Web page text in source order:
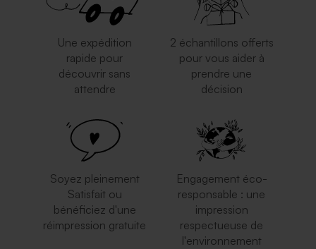
Jolie enveloppe rose nude
Enveloppe crème
Une expédition
rapide pour
découvrir sans
attendre
2 échantillons offerts
pour vous aider à
prendre une
décision
Soyez pleinement
Satisfait ou
bénéficiez d'une
réimpression gratuite
Engagement éco-
responsable : une
impression
respectueuse de
l'environnement